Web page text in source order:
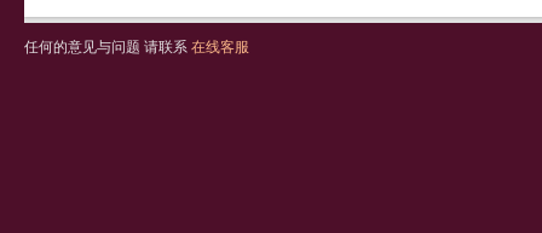
任何的意见与问题 请联系 在线客服